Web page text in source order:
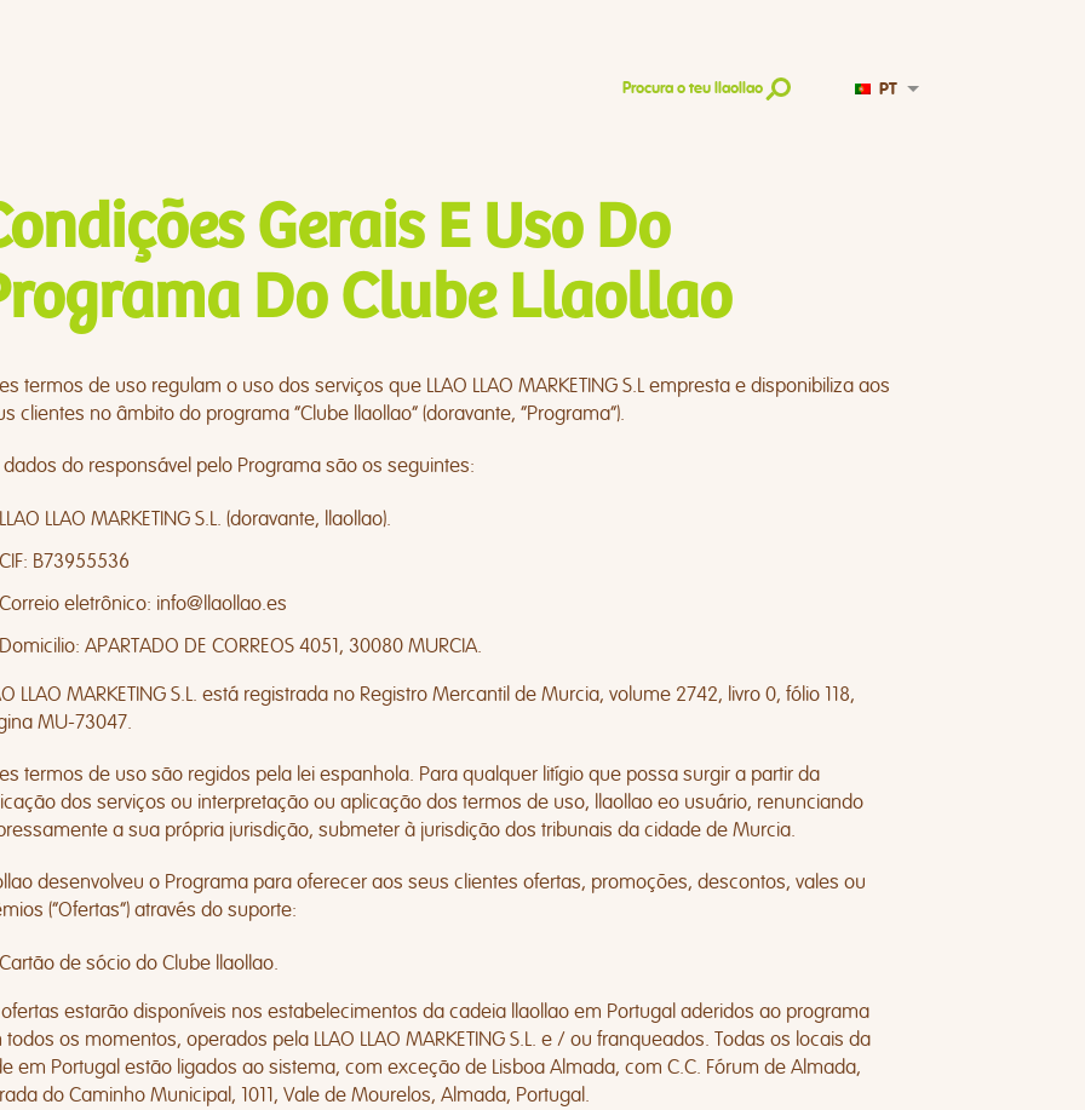
Procura o teu llaollao PT
Gerais E Uso Do
Do Clube Llaollao
termos de uso regulam o uso dos serviços que LLAO LLAO MARKETING S.L empresta e disponibiliza aos
clientes no âmbito do programa “Clube llaollao” (doravante, “Programa”).
do responsável pelo Programa são os seguintes:
LLAO LLAO MARKETING S.L. (doravante, llaollao).
CIF: B73955536
Correio eletrônico: info@llaollao.es
Domicilio: APARTADO DE CORREOS 4051, 30080 MURCIA.
LLAO MARKETING S.L. está registrada no Registro Mercantil de Murcia, volume 2742, livro 0, fólio 118,
MU-73047.
termos de uso são regidos pela lei espanhola. Para qualquer litígio que possa surgir a partir da
dos serviços ou interpretação ou aplicação dos termos de uso, llaollao eo usuário, renunciando
a sua própria jurisdição, submeter à jurisdição dos tribunais da cidade de Murcia.
desenvolveu o Programa para oferecer aos seus clientes ofertas, promoções, descontos, vales ou
(“Ofertas”) através do suporte:
Cartão de sócio do Clube llaollao.
estarão disponíveis nos estabelecimentos da cadeia llaollao em Portugal aderidos ao programa
todos os momentos, operados pela LLAO LLAO MARKETING S.L. e / ou franqueados. Todas os locais da
em Portugal estão ligados ao sistema, com exceção de Lisboa Almada, com C.C. Fórum de Almada,
do Caminho Municipal, 1011, Vale de Mourelos, Almada, Portugal.